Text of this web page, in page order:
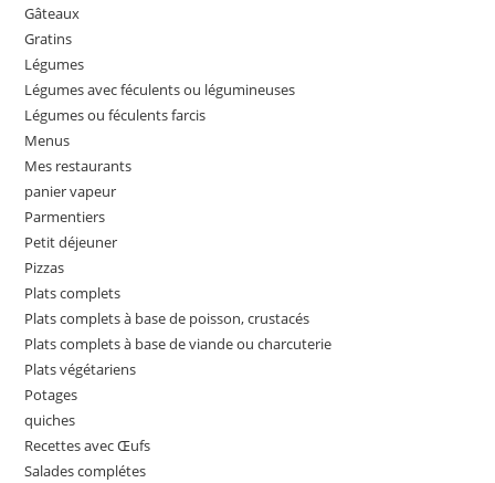
Gâteaux
Gratins
Légumes
Légumes avec féculents ou légumineuses
Légumes ou féculents farcis
Menus
Mes restaurants
panier vapeur
Parmentiers
Petit déjeuner
Pizzas
Plats complets
Plats complets à base de poisson, crustacés
Plats complets à base de viande ou charcuterie
Plats végétariens
Potages
quiches
Recettes avec Œufs
Salades complétes